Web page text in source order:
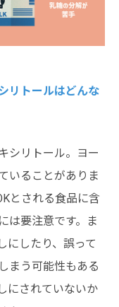
リトールはどんな
シリトール。ヨー
いることがありま
とされる食品に含
は要注意です。ま
にしたり、誤って
まう可能性もある
にされていないか